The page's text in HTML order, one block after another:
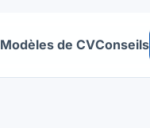
Modèles de CVConseils